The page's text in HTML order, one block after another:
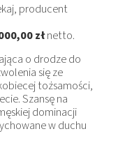
producent
złnetto.
o drodze do
się ze
tożsamości,
Szansę na
dominacji
w duchu